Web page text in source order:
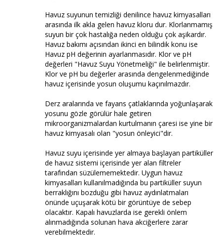
Havuz suyunun temizliği denilince havuz kimyasalları
arasında ilk akla gelen havuz kloru dur. Klorlanmamış
suyun bir çok hastalığa neden olduğu çok aşikardır.
Havuz bakımı açısından ikinci en bilindik konu ise
Havuz pH değerinin ayarlanmasıdır. Klor ve pH
değerleri "Havuz Suyu Yönetmeliği" ile belirlenmiştir.
Klor ve pH bu değerler arasında dengelenmediğinde
havuz içerisinde yosun oluşumu kaçınılmazdır.
Derz aralarında ve fayans çatlaklarında yoğunlaşarak
yosunu gözle görülür hale getiren
mikroorganizmalardan kurtulmanın çaresi ise yine bir
havuz kimyasalı olan "yosun önleyici"dir.
Havuz suyu içerisinde yer almaya başlayan partiküller
de havuz sistemi içerisinde yer alan filtreler
tarafından süzülememektedir. Uygun havuz
kimyasalları kullanılmadığında bu partiküller suyun
berraklığını bozduğu gibi havuz aydınlatmaları
önünde uçuşarak kötü bir görüntüye de sebep
olacaktır. Kapalı havuzlarda ise gerekli önlem
alınmadığında solunan hava akciğerlere zarar
verebilmektedir.